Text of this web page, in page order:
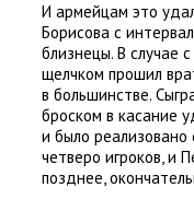
И армейцам это
Борисова с
близнецы. В случае
щелчком прошил
в большинстве.
броском в касание
и было реализовано
четверо игроков, и
позднее,